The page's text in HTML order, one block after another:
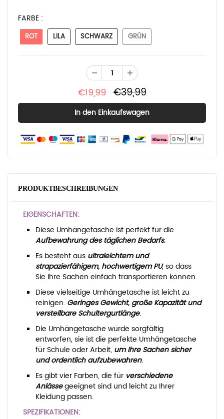
FARBE :
ROT LILA SCHWARZ GRÜN
€19,99 €39,99
PRODUKTBESCHREIBUNGEN
EIGENSCHAFTEN:
Diese Umhängetasche ist perfekt für die
Aufbewahrung des täglichen Bedarfs.
Es besteht aus ultraleichtem und
strapazierfähigem, hochwertigem PU, so dass
Sie Ihre Sachen einfach transportieren können.
Diese vielseitige Umhängetasche ist leicht zu
reinigen. Geringes Gewicht, große Kapazität und
verstellbare Schultergurtlänge.
Die Umhängetasche wurde sorgfältig
entworfen, sie ist die perfekte Umhängetasche
für Schule oder Arbeit, um Ihre Sachen sicher
und ordentlich aufzubewahren.
Es gibt vier Farben, die für verschiedene
Anlässegeeignet sind und leicht zu Ihrer
Kleidung passen.
SPEZIFIKATIONEN: